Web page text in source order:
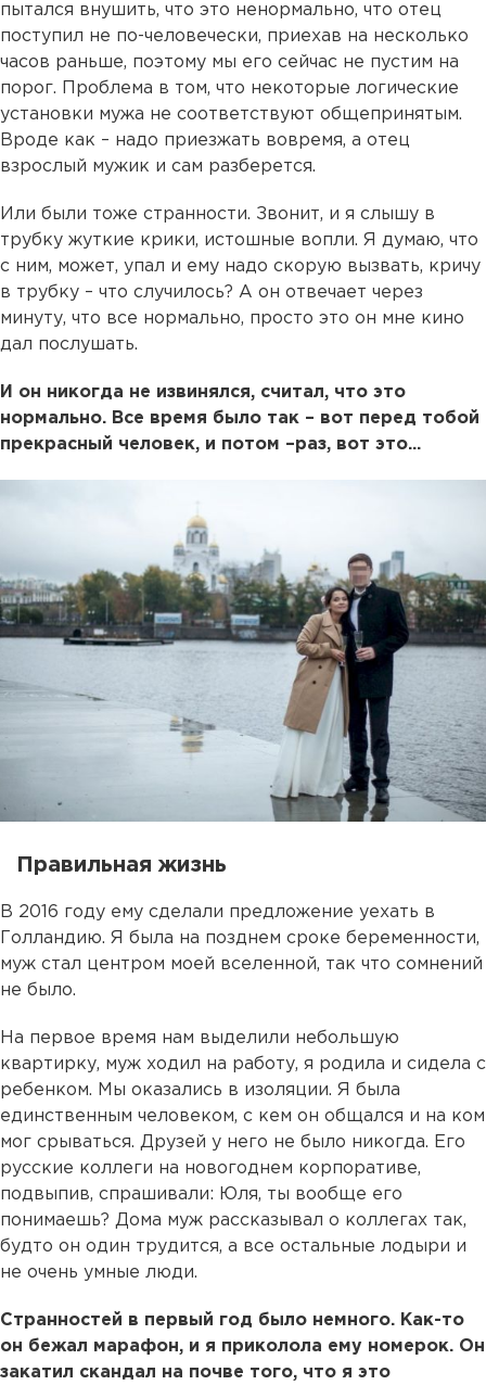
пытался внушить, что это ненормально, что отец
поступил не по-человечески, приехав на несколько
часов раньше, поэтому мы его сейчас не пустим на
порог. Проблема в том, что некоторые логические
установки мужа не соответствуют общепринятым.
Вроде как – надо приезжать вовремя, а отец
взрослый мужик и сам разберется.
Или были тоже странности. Звонит, и я слышу в
трубку жуткие крики, истошные вопли. Я думаю, что
с ним, может, упал и ему надо скорую вызвать, кричу
в трубку – что случилось? А он отвечает через
минуту, что все нормально, просто это он мне кино
дал послушать.
И он никогда не извинялся, считал, что это
нормально. Все время было так – вот перед тобой
прекрасный человек, и потом –раз, вот это...
Правильная жизнь
В 2016 году ему сделали предложение уехать в
Голландию. Я была на позднем сроке беременности,
муж стал центром моей вселенной, так что сомнений
не было.
На первое время нам выделили небольшую
квартирку, муж ходил на работу, я родила и сидела с
ребенком. Мы оказались в изоляции. Я была
единственным человеком, с кем он общался и на ком
мог срываться. Друзей у него не было никогда. Его
русские коллеги на новогоднем корпоративе,
подвыпив, спрашивали: Юля, ты вообще его
понимаешь? Дома муж рассказывал о коллегах так,
будто он один трудится, а все остальные лодыри и
не очень умные люди.
Странностей в первый год было немного. Как-то
он бежал марафон, и я приколола ему номерок. Он
закатил скандал на почве того, что я это